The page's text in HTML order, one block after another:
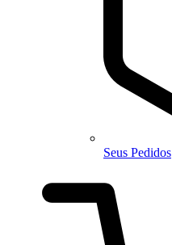
Seus Pedidos